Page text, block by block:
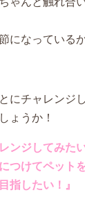
になっている
にチャレンジ
ょうか！
ンジしてみた
つけてペット
指したい！』